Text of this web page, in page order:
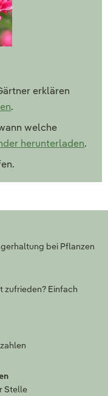
erklären
.
welche
herunterladen.
bei Pflanzen
zufrieden? Einfach
Stelle